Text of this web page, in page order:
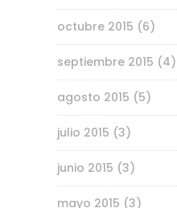
octubre 2015 (6)
septiembre 2015 (4)
agosto 2015 (5)
julio 2015 (3)
junio 2015 (3)
mayo 2015 (3)